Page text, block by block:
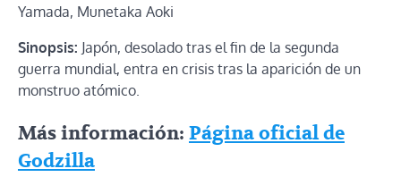
Yamada, Munetaka Aoki
Sinopsis: Japón, desolado tras el fin de la segunda
guerra mundial, entra en crisis tras la aparición de un
monstruo atómico.
Más información: Página oficial de
Godzilla